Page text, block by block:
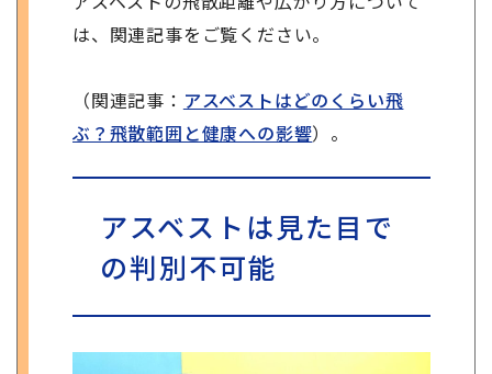
は、関連記事をご覧ください。
（関連記事： アスベストはどのくらい飛
ぶ？飛散範囲と健康への影響）。
アスベストは見た目で
の判別不可能